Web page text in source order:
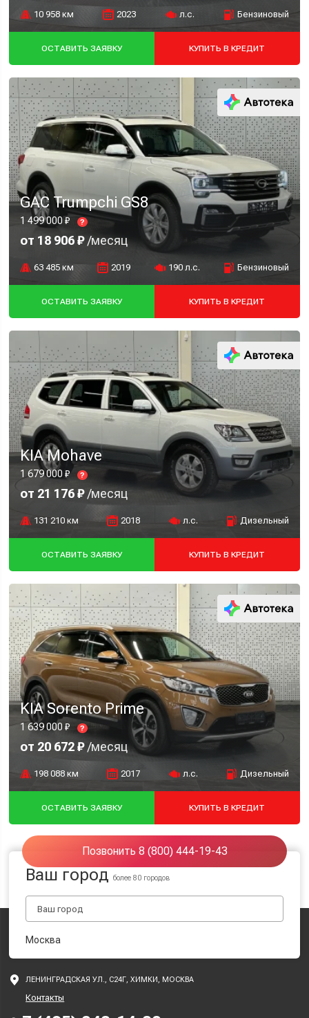
10 958 км 2023 л.с. Бензиновый
ОСТАВИТЬ ЗАЯВКУ КУПИТЬ В КРЕДИТ
GAC Trumpchi GS8
1 499 000 ₽ ?
от 18 906 ₽/месяц
63 485 км 2019 190 л.с. Бензиновый
ОСТАВИТЬ ЗАЯВКУ КУПИТЬ В КРЕДИТ
KIA Mohave
1 679 000 ₽ ?
от 21 176 ₽/месяц
131 210 км 2018 л.с. Дизельный
ОСТАВИТЬ ЗАЯВКУ КУПИТЬ В КРЕДИТ
KIA Sorento Prime
1 639 000 ₽ ?
от 20 672 ₽/месяц
198 088 км 2017 л.с. Дизельный
ОСТАВИТЬ ЗАЯВКУ КУПИТЬ В КРЕДИТ
Позвонить 8 (800) 444-19-43
Ваш городболее 80 городов
Москва
ЛЕНИНГРАДСКАЯ УЛ., С24Г, ХИМКИ, МОСКВА
Контакты